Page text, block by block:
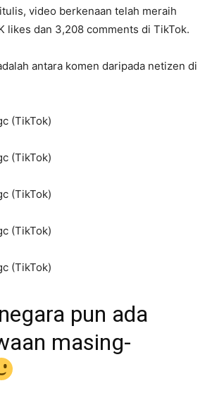
video berkenaan telah meraih
likes dan 3,208 comments di TikTok.
antara komen daripada netizen di
(TikTok)
(TikTok)
(TikTok)
(TikTok)
(TikTok)
pun ada
masing-